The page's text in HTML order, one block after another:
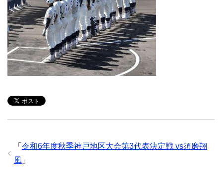
「 令和6年度秋季神戸地区大会第3代表決定戦 vs須磨翔
風 」